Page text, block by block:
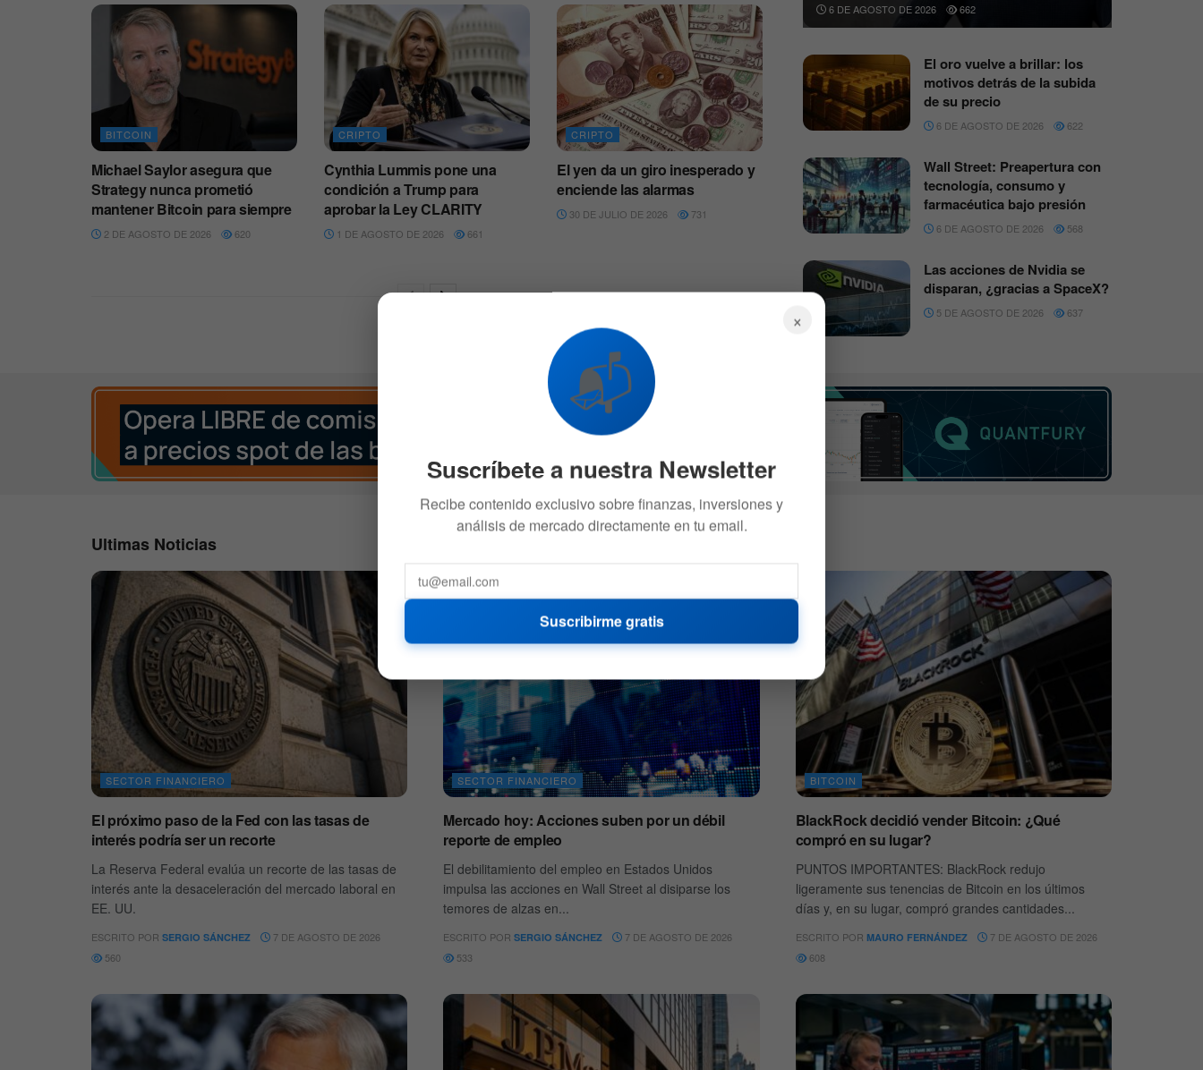
BITCOIN
Michael Saylor asegura que
Strategy nunca prometió
mantener Bitcoin para siempre
2 DE AGOSTO DE 2026 620
CRIPTO
Cynthia Lummis pone una
condición a Trump para
aprobar la Ley CLARITY
1 DE AGOSTO DE 2026 661
CRIPTO
El yen da un giro inesperado y
enciende las alarmas
30 DE JULIO DE 2026 731
6 DE AGOSTO DE 2026 662
El oro vuelve a brillar: los
motivos detrás de la subida
de su precio
6 DE AGOSTO DE 2026 622
Wall Street: Preapertura con
tecnología, consumo y
farmacéutica bajo presión
6 DE AGOSTO DE 2026 568
Las acciones de Nvidia se
disparan, ¿gracias a SpaceX?
5 DE AGOSTO DE 2026 637
Ultimas Noticias
SECTOR FINANCIERO
El próximo paso de la Fed con las tasas de
interés podría ser un recorte
La Reserva Federal evalúa un recorte de las tasas de
interés ante la desaceleración del mercado laboral en
EE. UU.
ESCRITO POR SERGIO SÁNCHEZ
7 DE AGOSTO DE 2026
560
SECTOR FINANCIERO
Mercado hoy: Acciones suben por un débil
reporte de empleo
El debilitamiento del empleo en Estados Unidos
impulsa las acciones en Wall Street al disiparse los
temores de alzas en...
ESCRITO POR SERGIO SÁNCHEZ
7 DE AGOSTO DE 2026
533
BITCOIN
BlackRock decidió vender Bitcoin: ¿Qué
compró en su lugar?
PUNTOS IMPORTANTES: BlackRock redujo
ligeramente sus tenencias de Bitcoin en los últimos
días y, en su lugar, compró grandes cantidades...
ESCRITO POR MAURO FERNÁNDEZ
7 DE AGOSTO DE 2026
608
×
📬
Suscríbete a nuestra Newsletter
Recibe contenido exclusivo sobre finanzas, inversiones y
análisis de mercado directamente en tu email.
Suscribirme gratis